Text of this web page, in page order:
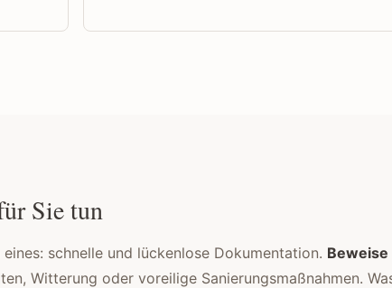
Sie tun
schnelle und lückenlose Dokumentation. Beweise
Witterung oder voreilige Sanierungsmaßnahmen.